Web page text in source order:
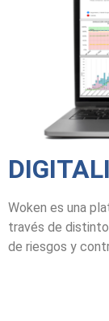
Woken es una
través de
de riesgos y